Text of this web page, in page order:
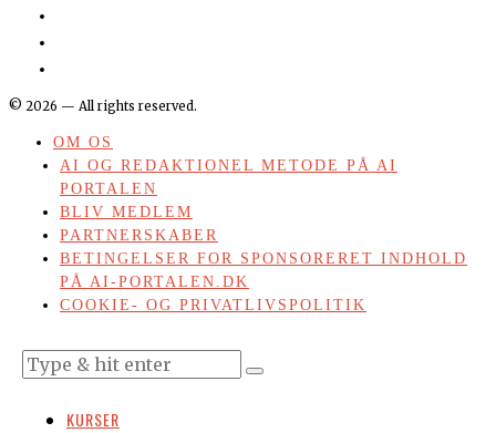
© 2026 — All rights reserved.
OM OS
AI OG REDAKTIONEL METODE PÅ AI
PORTALEN
BLIV MEDLEM
PARTNERSKABER
BETINGELSER FOR SPONSORERET INDHOLD
PÅ AI-PORTALEN.DK
COOKIE- OG PRIVATLIVSPOLITIK
KURSER